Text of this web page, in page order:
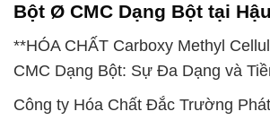
Bột Ø CMC Dạng Bột tại
**HÓA CHẤT Carboxy Methyl
CMC Dạng Bột: Sự Đa Dạng và
Công ty Hóa Chất Đắc Trường